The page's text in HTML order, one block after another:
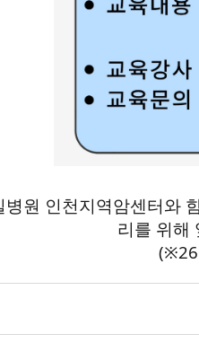
병원 인천지역암센터와
리를 위해
(※26